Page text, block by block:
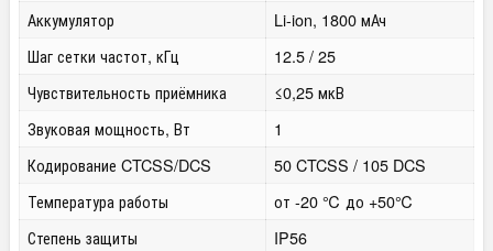
Аккумулятор
Li-ion, 1800 мАч
Шаг сетки частот, кГц
12.5 / 25
Чувствительность приёмника
≤0,25 мкВ
Звуковая мощность, Вт
1
Кодирование CTCSS/DCS
50 CTCSS / 105 DCS
Температура работы
от -20 ℃ до +50℃
Степень защиты
IP56